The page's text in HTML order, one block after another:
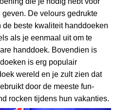
De velours gedrukte
beste kwaliteit handdoeken
als je eenmaal uit om te
handdoek. Bovendien is
is erg populair
wereld en je zult zien dat
door de meeste fun-
rocken tijdens hun vakanties.